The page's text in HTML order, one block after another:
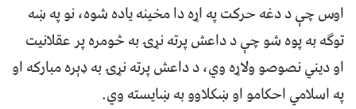
اوس چې د دغه حرکت په اړه دا مخینه یاده شوه، نو په ښه
توګه به پوه شو چې د داعش پرته نړۍ به څومره پر عقلانیت
او دیني نصوصو ولاړه وي، د داعش پرته نړۍ به ډېره مبارکه او
په اسلامي احکامو او ښکلاوو به ښایسته وي.